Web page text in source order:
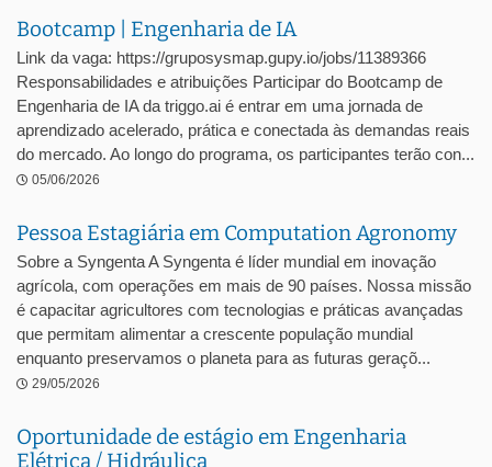
Bootcamp | Engenharia de IA
Link da vaga: https://gruposysmap.gupy.io/jobs/11389366
Responsabilidades e atribuições Participar do Bootcamp de
Engenharia de IA da triggo.ai é entrar em uma jornada de
aprendizado acelerado, prática e conectada às demandas reais
do mercado. Ao longo do programa, os participantes terão con...
05/06/2026
Pessoa Estagiária em Computation Agronomy
Sobre a Syngenta A Syngenta é líder mundial em inovação
agrícola, com operações em mais de 90 países. Nossa missão
é capacitar agricultores com tecnologias e práticas avançadas
que permitam alimentar a crescente população mundial
enquanto preservamos o planeta para as futuras geraçõ...
29/05/2026
Oportunidade de estágio em Engenharia
Elétrica / Hidráulica